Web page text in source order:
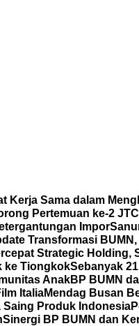
Kerja Sama dalam
Pertemuan ke-2
Impor
Transformasi
Strategic Holding,
ke TiongkokSebanyak
AnakBP BUMN
ItaliaMendag Busan
Saing Produk Indonesia
Sinergi BP BUMN dan